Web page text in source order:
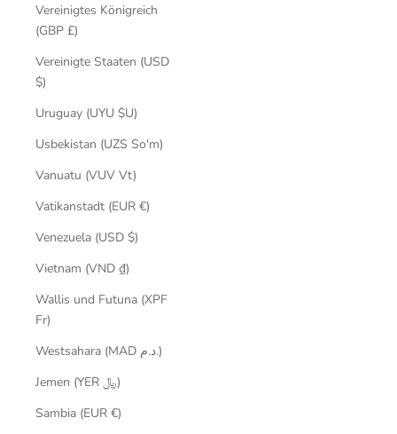
Vereinigtes Königreich
(GBP £)
Vereinigte Staaten (USD
$)
Uruguay (UYU $U)
Usbekistan (UZS So'm)
Vanuatu (VUV Vt)
Vatikanstadt (EUR €)
Venezuela (USD $)
Vietnam (VND ₫)
Wallis und Futuna (XPF
Fr)
Westsahara (MAD د.م.)
Jemen (YER ﷼)
Sambia (EUR €)